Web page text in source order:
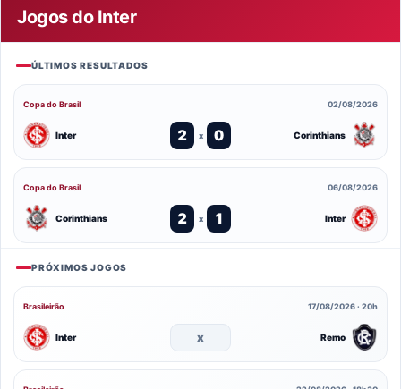
Jogos do Inter
ÚLTIMOS RESULTADOS
Copa do Brasil 02/08/2026
Inter 2 x 0 Corinthians
Copa do Brasil 06/08/2026
Corinthians 2 x 1 Inter
PRÓXIMOS JOGOS
Brasileirão 17/08/2026 · 20h
Inter x Remo